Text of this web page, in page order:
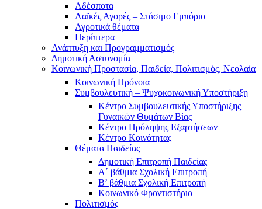
Αδέσποτα
Λαϊκές Αγορές – Στάσιμο Εμπόριο
Αγροτικά θέματα
Περίπτερα
Ανάπτυξη και Προγραμματισμός
Δημοτική Αστυνομία
Κοινωνική Προστασία, Παιδεία, Πολιτισμός, Νεολαία
Κοινωνική Πρόνοια
Συμβουλευτική – Ψυχοκοινωνική Υποστήριξη
Κέντρο Συμβουλευτικής Υποστήριξης
Γυναικών Θυμάτων Βίας
Κέντρο Πρόληψης Εξαρτήσεων
Κέντρο Κοινότητας
Θέματα Παιδείας
Δημοτική Επιτροπή Παιδείας
Α΄ βάθμια Σχολική Επιτροπή
B’ βάθμια Σχολική Επιτροπή
Κοινωνικό Φροντιστήριο
Πολιτισμός